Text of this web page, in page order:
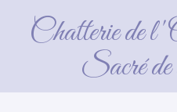
Chatterie de
Sacré